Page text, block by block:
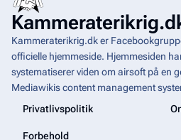
g
Kammeraterikrig.dk er
officielle hjemmeside. Hjemmesiden
systematiserer viden om airsoft på en
Mediawikiscontent management
Privatlivspolitik
Forbehold